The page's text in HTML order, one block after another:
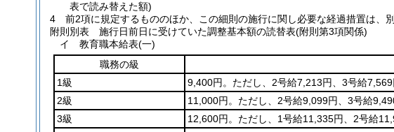
表で読み替えた額)
4
前2項に規定するもののほか、この細則の施行に関し必要な経過措置は、別
附則別表 施行日前日に受けていた調整基本額の読替表(附則第3項関係)
イ 教育職本給表(一)
職務の級
1級
9,400円。ただし、2号給7,213円、3号給
2級
11,000円。ただし、2号給9,099円、3号給
3級
12,600円。ただし、1号給11,335円、2号給